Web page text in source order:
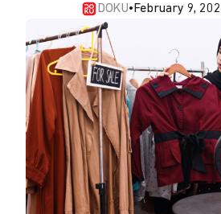
DOKU• February 9,